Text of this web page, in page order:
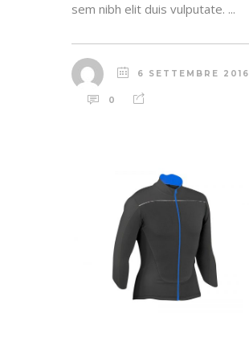
sem nibh elit duis vulputate. ...
6 SETTEMBRE 2016
0